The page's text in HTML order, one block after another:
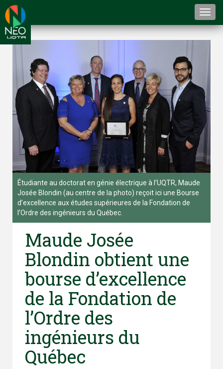
Étudiante au doctorat en génie électrique à l’UQTR, Maude
Josée Blondin (au centre de la photo) reçoit ici une Bourse
d’excellence aux études supérieures de la Fondation de
l’Ordre des ingénieurs du Québec.
Maude Josée
Blondin obtient une
bourse d’excellence
de la Fondation de
l’Ordre des
ingénieurs du
Québec